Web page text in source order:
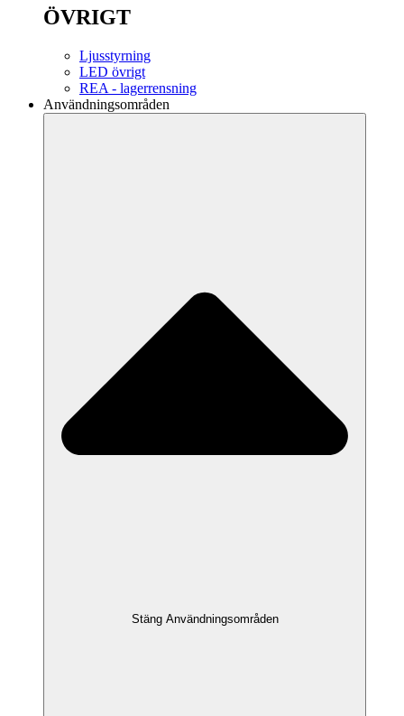
ÖVRIGT
Ljusstyrning
LED övrigt
REA - lagerrensning
Användningsområden
Stäng Användningsområden